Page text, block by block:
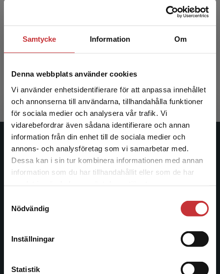
Samtycke Information Om
Denna webbplats använder cookies
Vi använder enhetsidentifierare för att anpassa innehållet
och annonserna till användarna, tillhandahålla funktioner
för sociala medier och analysera vår trafik. Vi
vidarebefordrar även sådana identifierare och annan
information från din enhet till de sociala medier och
annons- och analysföretag som vi samarbetar med.
Dessa kan i sin tur kombinera informationen med annan
information som du har tillhandahållit eller som de har
Nödvändig
Inställningar
Statistik
Begränsad fraktregion
Det verkar som att du besöker
studentlitteratur.se via en enhet utanför Sverige.
Vi erbjuder inte leveranser utanför Sverige. För
att kunna slutföra ett köp måste
Ortopedisk vård och rehabilitering
534 krinkl. moms
Exkl. moms: 504 kr
Studentlitteratur
Studentlitteratur grundades 1963 och är idag Sveriges
informationstjänster i utbudet, finns Studentlitteratur med
Kontakta oss
Kontakta oss